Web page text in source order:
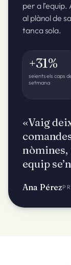
per a
al plànol de
tanca sola.
+31%
seients els caps
setmana
«Vaig
nòmines,
equip
Ana Pérez